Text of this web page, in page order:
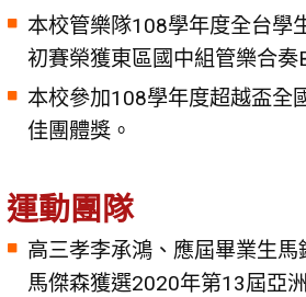
本校管樂隊108學年度全台學
初賽榮獲東區國中組管樂合奏
本校參加108學年度超越盃全
佳團體獎。
運動團隊
高三孝李承鴻、應屆畢業生馬
馬傑森獲選2020年第13屆亞